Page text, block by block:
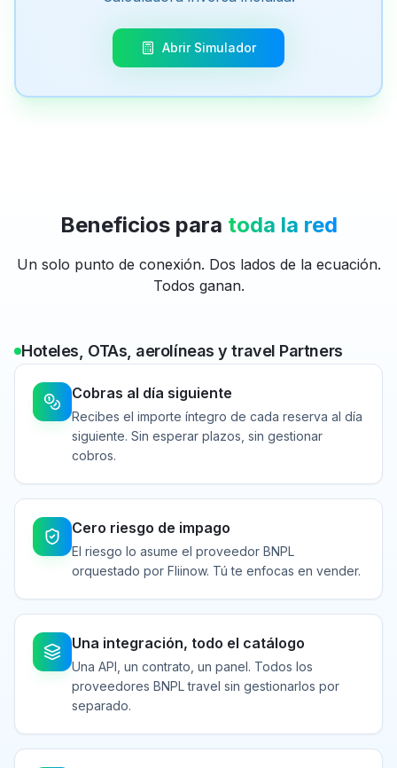
Abrir Simulador
Beneficios para toda la red
Un solo punto de conexión. Dos lados de la ecuación.
Todos ganan.
Hoteles, OTAs, aerolíneas y travel Partners
Cobras al día siguiente
Recibes el importe íntegro de cada reserva al día
siguiente. Sin esperar plazos, sin gestionar
cobros.
Cero riesgo de impago
El riesgo lo asume el proveedor BNPL
orquestado por Fliinow. Tú te enfocas en vender.
Una integración, todo el catálogo
Una API, un contrato, un panel. Todos los
proveedores BNPL travel sin gestionarlos por
separado.